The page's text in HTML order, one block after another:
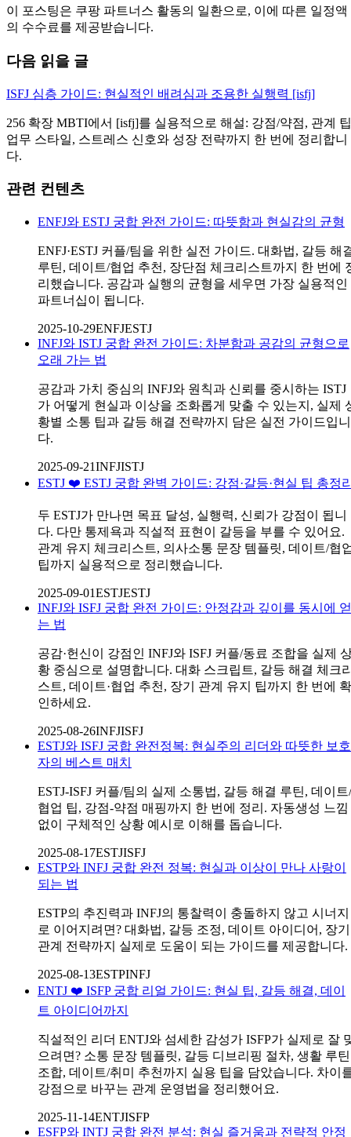
이 포스팅은 쿠팡 파트너스 활동의 일환으로, 이에 따른 일정액
의 수수료를 제공받습니다.
다음 읽을 글
ISFJ 심층 가이드: 현실적인 배려심과 조용한 실행력 [isfj]
256 확장 MBTI에서 [isfj]를 실용적으로 해설: 강점/약점, 관계
업무 스타일, 스트레스 신호와 성장 전략까지 한 번에 정리합니
다.
관련 컨텐츠
ENFJ와 ESTJ 궁합 완전 가이드: 따뜻함과 현실감의 균형
ENFJ·ESTJ 커플/팀을 위한 실전 가이드. 대화법, 갈등 해
루틴, 데이트/협업 추천, 장단점 체크리스트까지 한 번에
리했습니다. 공감과 실행의 균형을 세우면 가장 실용적인
파트너십이 됩니다.
2025-10-29ENFJESTJ
INFJ와 ISTJ 궁합 완전 가이드: 차분함과 공감의 균형으로
오래 가는 법
공감과 가치 중심의 INFJ와 원칙과 신뢰를 중시하는 ISTJ
가 어떻게 현실과 이상을 조화롭게 맞출 수 있는지, 실제
황별 소통 팁과 갈등 해결 전략까지 담은 실전 가이드입니
다.
2025-09-21INFJISTJ
ESTJ ❤️ ESTJ 궁합 완벽 가이드: 강점·갈등·현실 팁 총정
두 ESTJ가 만나면 목표 달성, 실행력, 신뢰가 강점이 됩니
다. 다만 통제욕과 직설적 표현이 갈등을 부를 수 있어요.
관계 유지 체크리스트, 의사소통 문장 템플릿, 데이트/협
팁까지 실용적으로 정리했습니다.
2025-09-01ESTJESTJ
INFJ와 ISFJ 궁합 완전 가이드: 안정감과 깊이를 동시에 얻
는 법
공감·헌신이 강점인 INFJ와 ISFJ 커플/동료 조합을 실제
황 중심으로 설명합니다. 대화 스크립트, 갈등 해결 체크
스트, 데이트·협업 추천, 장기 관계 유지 팁까지 한 번에 확
인하세요.
2025-08-26INFJISFJ
ESTJ와 ISFJ 궁합 완전정복: 현실주의 리더와 따뜻한 보호
자의 베스트 매치
ESTJ-ISFJ 커플/팀의 실제 소통법, 갈등 해결 루틴, 데이트/
협업 팁, 강점-약점 매핑까지 한 번에 정리. 자동생성 느낌
없이 구체적인 상황 예시로 이해를 돕습니다.
2025-08-17ESTJISFJ
ESTP와 INFJ 궁합 완전 정복: 현실과 이상이 만나 사랑이
되는 법
ESTP의 추진력과 INFJ의 통찰력이 충돌하지 않고 시너지
로 이어지려면? 대화법, 갈등 조정, 데이트 아이디어, 장기
관계 전략까지 실제로 도움이 되는 가이드를 제공합니다.
2025-08-13ESTPINFJ
ENTJ ❤️ ISFP 궁합 리얼 가이드: 현실 팁, 갈등 해결, 데이
트 아이디어까지
직설적인 리더 ENTJ와 섬세한 감성가 ISFP가 실제로 잘
으려면? 소통 문장 템플릿, 갈등 디브리핑 절차, 생활 루틴
조합, 데이트/취미 추천까지 실용 팁을 담았습니다. 차이
강점으로 바꾸는 관계 운영법을 정리했어요.
2025-11-14ENTJISFP
ESFP와 INTJ 궁합 완전 분석: 현실 즐거움과 전략적 안정